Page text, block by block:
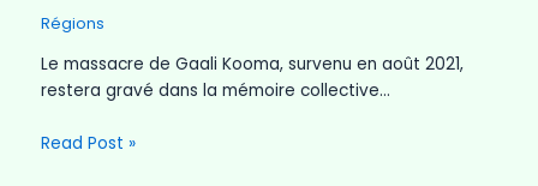
Régions
Le massacre de Gaali Kooma, survenu en août 2021,
restera gravé dans la mémoire collective…
Read Post »